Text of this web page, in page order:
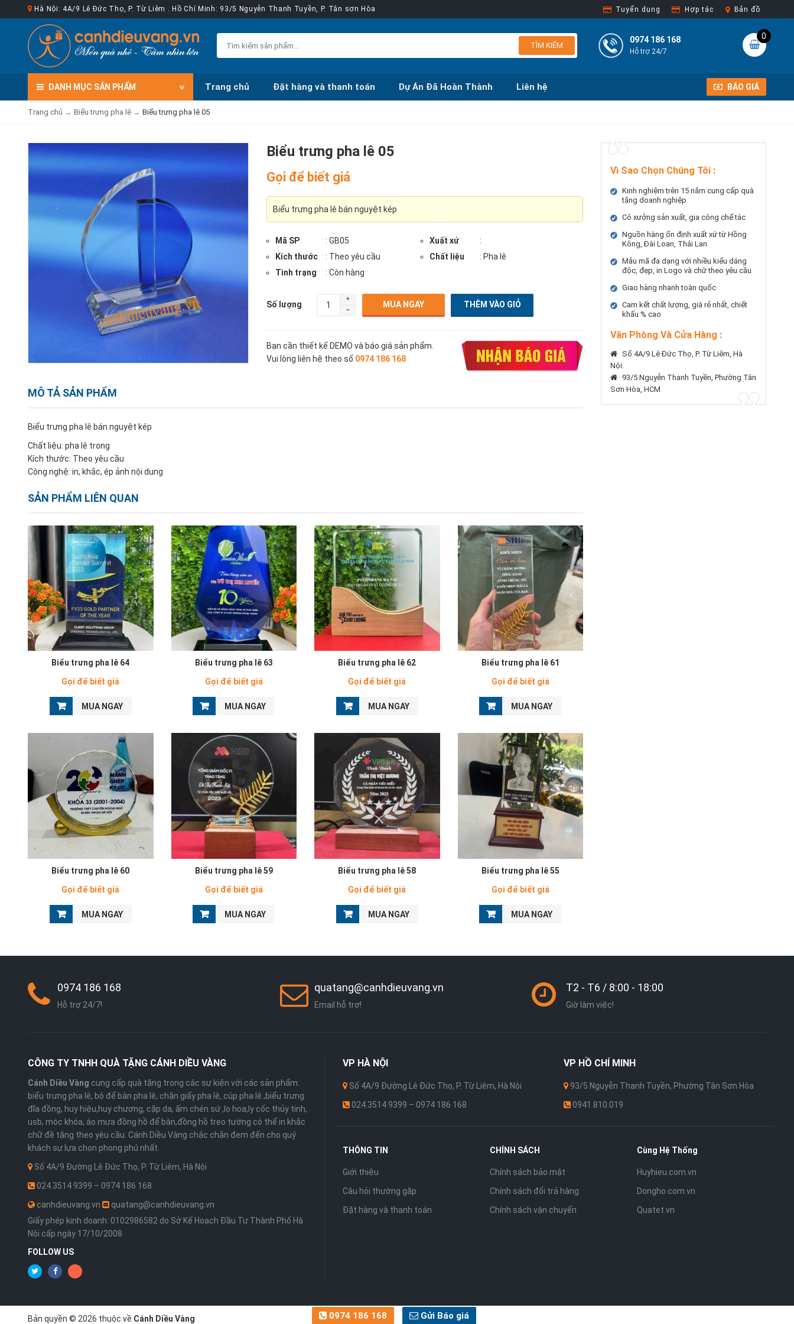
Hà Nội: 4A/9 Lê Đức Thọ, P. Từ Liêm . Hồ Chí Minh: 93/5 Nguyễn Thanh Tuyền, P. Tân sơn Hòa Tuyển dụng Hợp tác Bản đồ
TÌM KIẾM
0
0974 186 168
Hỗ trợ 24/7
DANH MỤC SẢN PHẨM Trang chủ Đặt hàng và thanh toán Dự Án Đã Hoàn Thành Liên hệ BÁO GIÁ
Trang chủ → Biểu trưng pha lê → Biểu trưng pha lê 05
Biểu trưng pha lê 05
Gọi để biết giá
Biểu trưng pha lê bán nguyệt kép
Mã SP : GB05 Xuất xứ
:
Kích thước
: Theo yêu cầu Chất liệu
: Pha lê
Tình trạng
: Còn hàng
Số lượng MUA NGAY
Bạn cần thiết kế DEMO và báo giá sản phẩm.
Vui lòng liên hệ theo số 0974 186 168
MÔ TẢ SẢN PHẨM
Biểu trưng pha lê bán nguyệt kép
Chất liệu: pha lê trong
Kích thước: Theo yêu cầu
Công nghệ: in, khắc, ép ảnh nội dung
SẢN PHẨM LIÊN QUAN
Biểu trưng pha lê 64
Gọi để biết giá
MUA NGAY
Biểu trưng pha lê 63
Gọi để biết giá
MUA NGAY
Biểu trưng pha lê 62
Gọi để biết giá
MUA NGAY
Biểu trưng pha lê 61
Gọi để biết giá
MUA NGAY
Biểu trưng pha lê 60
Gọi để biết giá
MUA NGAY
Biểu trưng pha lê 59
Gọi để biết giá
MUA NGAY
Biểu trưng pha lê 58
Gọi để biết giá
MUA NGAY
Biểu trưng pha lê 55
Gọi để biết giá
MUA NGAY
Vì Sao Chọn Chúng Tôi :
Kinh nghiệm trên 15 năm cung cấp quà
tặng doanh nghiệp
Có xưởng sản xuất, gia công chế tác
Nguồn hàng ổn định xuất xứ từ Hồng
Kông, Đài Loan, Thái Lan
Mẫu mã đa dạng với nhiều kiểu dáng
độc, đẹp, in Logo và chữ theo yêu cầu
Giao hàng nhanh toàn quốc
Cam kết chất lượng, giá rẻ nhất, chiết
khấu % cao
Văn Phòng Và Cửa Hàng :
Số 4A/9 Lê Đức Thọ, P. Từ Liêm, Hà
Nội.
93/5 Nguyễn Thanh Tuyền, Phường Tân
Sơn Hòa, HCM
0974 186 168
Hỗ trợ 24/7!
quatang@canhdieuvang.vn
Email hỗ trợ!
T2 - T6 / 8:00 - 18:00
Giờ làm việc!
CÔNG TY TNHH QUÀ TẶNG CÁNH DIỀU VÀNG
Cánh Diều Vàng cung cấp quà tặng trong các sự kiện với các sản phẩm:
biểu trưng pha lê, bộ để bàn pha lê, chặn giấy pha lê, cúp pha lê ,biểu trưng
đĩa đồng, huy hiệu,huy chương, cặp da, ấm chén sứ ,lọ hoa,ly cốc thủy tinh,
usb, móc khóa, áo mưa đồng hồ để bàn,đồng hồ treo tường có thể in khắc
chữ đề tặng theo yêu cầu. Cánh Diều Vàng chắc chắn đem đến cho quý
khách sự lựa chọn phong phú nhất.
Số 4A/9 Đường Lê Đức Thọ, P. Từ Liêm, Hà Nội
024.3514 9399 – 0974 186 168
canhdieuvang.vn
quatang@canhdieuvang.vn
Giấy phép kinh doanh: 0102986582 do Sở Kế Hoạch Đầu Tư Thành Phố Hà
Nội cấp ngày 17/10/2008
FOLLOW US
VP HÀ NỘI
Số 4A/9 Đường Lê Đức Thọ, P. Từ Liêm, Hà Nội
024.3514 9399 – 0974 186 168
VP HỒ CHÍ MINH
93/5 Nguyễn Thanh Tuyền, Phường Tân Sơn Hòa
0941.810.019
THÔNG TIN
Giới thiệu
Câu hỏi thường gặp
Đặt hàng và thanh toán
CHÍNH SÁCH
Chính sách bảo mật
Chính sách đổi trả hàng
Chính sách vận chuyển
Cùng Hệ Thống
Huyhieu.com.vn
Dongho.com.vn
Quatet.vn
Bản quyền © 2026 thuộc về Cánh Diều Vàng 0974 186 168 Gửi Báo giá